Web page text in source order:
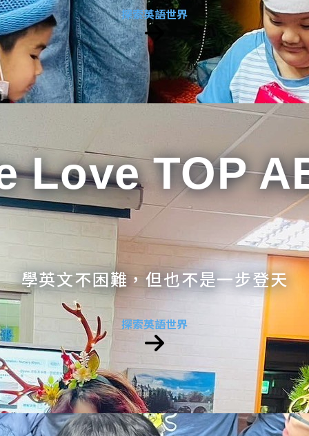
探索英語世界
Love TOP
學英文不困難，但也不是一步登天
探索英語世界